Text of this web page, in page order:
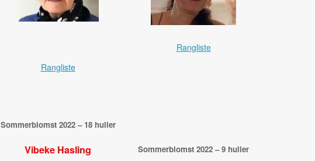
Rangliste
Rangliste
Sommerblomst 2022 – 18 huller
Vibeke Hasling Sommerblomst 2022 – 9 huller